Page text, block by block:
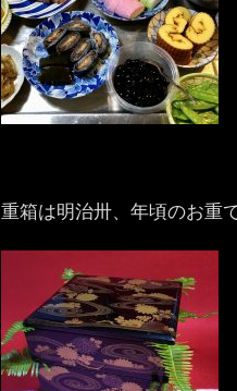
重箱は明治卅、年頃のお重